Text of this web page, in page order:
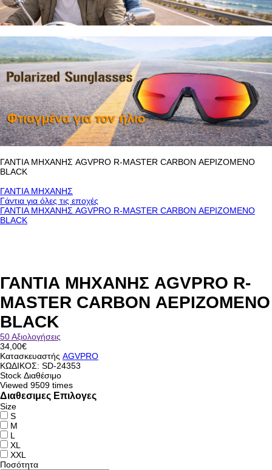
ΓΑΝΤΙΑ ΜΗΧΑΝΗΣ AGVPRO R-MASTER CARBON ΑΕΡΙΖΟΜΕΝΟ
BLACK
ΓΑΝΤΙΑ ΜΗΧΑΝΗΣ
Γάντια για όλες τις εποχές
ΓΑΝΤΙΑ ΜΗΧΑΝΗΣ AGVPRO R-MASTER CARBON ΑΕΡΙΖΟΜΕΝΟ
BLACK
ΓΑΝΤΙΑ ΜΗΧΑΝΗΣ AGVPRO R-
MASTER CARBON ΑΕΡΙΖΟΜΕΝΟ
BLACK
50 Αξιολογήσεις
34,00€
Κατασκευαστής AGVPRO
ΚΩΔΙΚΟΣ: SD-24353
Stock Διαθέσιμο
Viewed 9509 times
Διαθεσιμες Επιλογες
Size
S
M
L
XL
XXL
Ποσότητα